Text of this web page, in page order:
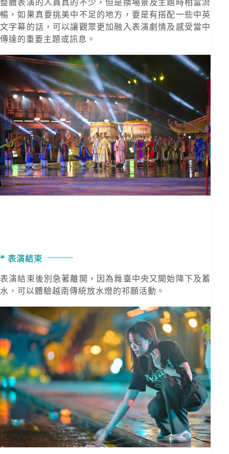
整體表演的人員真的不少，但是換場景及主題時相當流
暢，如果真要挑美中不足的地方，要是有搭配一些中英
文字幕的話，可以讓觀眾更加融入表演劇情及感受當中
傳達的重要主題或訊息。
表演結束
表演結束後別急著離開，因為舞臺中央又開始降下及蓄
水，可以體驗越南傳統放水燈的祁願活動。